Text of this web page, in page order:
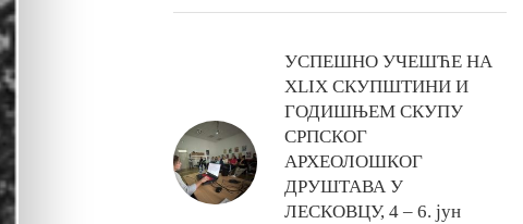
УСПЕШНО УЧЕШЋЕ НА
XLIX СКУПШТИНИ И
ГОДИШЊЕМ СКУПУ
СРПСКОГ
АРХЕОЛОШКОГ
ДРУШТАВА У
ЛЕСКОВЦУ, 4 – 6. јун